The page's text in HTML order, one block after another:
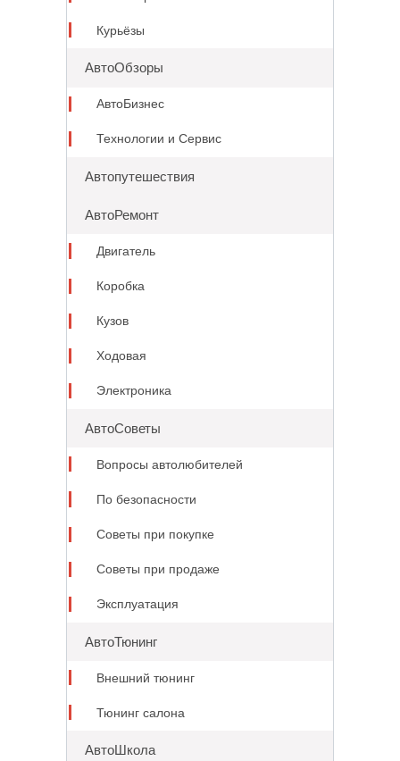
Курьёзы
АвтоОбзоры
АвтоБизнес
Технологии и Сервис
Автопутешествия
АвтоРемонт
Двигатель
Коробка
Кузов
Ходовая
Электроника
АвтоСоветы
Вопросы автолюбителей
По безопасности
Советы при покупке
Советы при продаже
Эксплуатация
АвтоТюнинг
Внешний тюнинг
Тюнинг салона
АвтоШкола